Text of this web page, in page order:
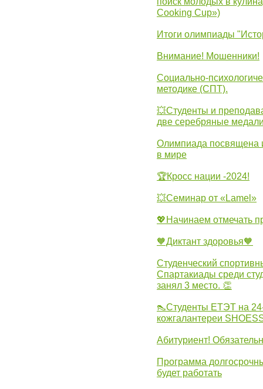
Cooking Cup»)
Итоги олимпиады
Внимание! Мошенники!
Социально-
методике (СПТ).
💥Студенты и
две серебряные
Олимпиада посвящена
в мире
🏆Кросс нации -2024!
💥Семинар от «Lamel»
💖Начинаем отмечать
🧡Диктант здоровья🧡
Студенческий
Спартакиады среди
занял 3 место. 👏
👠Студенты ЕТЭТ на
кожгалантереи
Абитуриент!
Программа
будет работать